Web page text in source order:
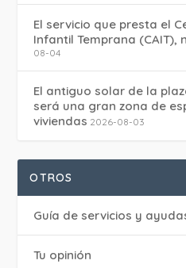
El servicio que presta el
Infantil Temprana (CAIT),
08-04
El antiguo solar de la
será una gran zona de
viviendas 2026-08-03
OTROS
Guía de servicios y
Tu opinión